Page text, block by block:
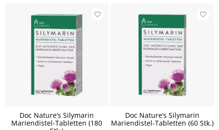
Doc Nature‘s Silymarin
Mariendistel-Tabletten (180
Doc Nature‘s Silymarin
Mariendistel-Tabletten (60 Stk.)